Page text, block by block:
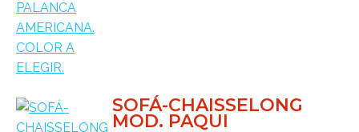
SOFÁ-CHAISSELONG
MOD. PAQUI